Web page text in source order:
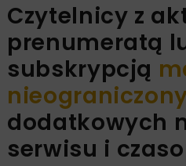
Czytelnicy z
prenumeratą
subskrypcją
dodatkowych
serwisu i